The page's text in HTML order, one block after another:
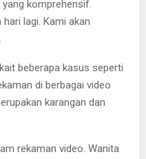
komprehensif.
lagi. Kami akan
beberapa kasus seperti
di berbagai video
karangan dan
rekaman video. Wanita